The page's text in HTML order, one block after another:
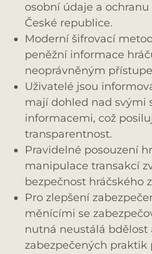
osobní údaje a
České republice.
Moderní šifrovací
peněžní informace
neoprávněným
Uživatelé jsou
mají dohled nad svými
informacemi, což
transparentnost.
Pravidelné posouzení
manipulace transakcí
bezpečnost hráčského
Pro zlepšení
měnícími se
nutná neustálá bdělost
zabezpečených